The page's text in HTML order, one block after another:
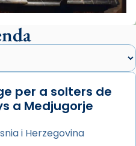
ha tingut lloc la
en agraïment al
per a solters de
a Medjugorje
i Herzegovina